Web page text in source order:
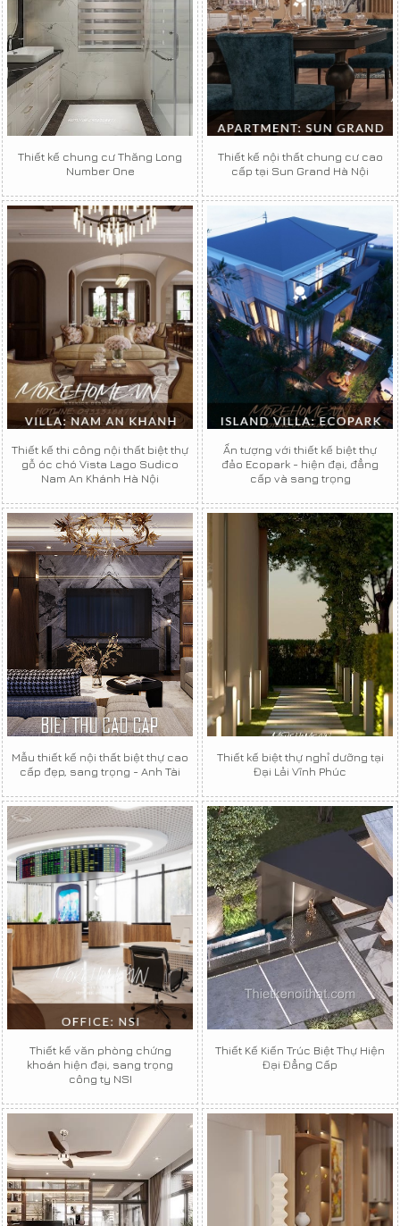
Thiết kế chung cư Thăng Long
Number One
Thiết kế nội thất chung cư cao
cấp tại Sun Grand Hà Nội
Thiết kế thi công nội thất biệt thự
gỗ óc chó Vista Lago Sudico
Nam An Khánh Hà Nội
Ấn tượng với thiết kế biệt thự
đảo Ecopark - hiện đại, đẳng
cấp và sang trọng
Mẫu thiết kế nội thất biệt thự cao
cấp đẹp, sang trọng - Anh Tài
Thiết kế biệt thự nghỉ dưỡng tại
Đại Lải Vĩnh Phúc
Thiết kế văn phòng chứng
khoán hiện đại, sang trọng
công ty NSI
Thiết Kế Kiến Trúc Biệt Thự Hiện
Đại Đẳng Cấp